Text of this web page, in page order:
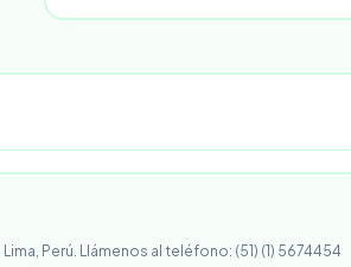
Perú. Llámenos al teléfono: (51) (1) 5674454